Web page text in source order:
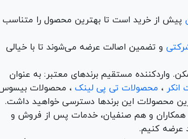
پیش از خرید است تا بهترین محصول را متناسب
و تضمین اصالت عرضه می‌شوند تا با خیالی
زمان ممکن. واردکننده مستقیم برندهای معتبر: به عنوان
انکر ، محصولات تی پی لینک ، محصولات
محصولات این برندها دسترسی خواهید داشت.
بهترین قیمت رقابتی برای همکاران و هم صنفیان، خدمات پس از فروش و
عرضه کنیم.